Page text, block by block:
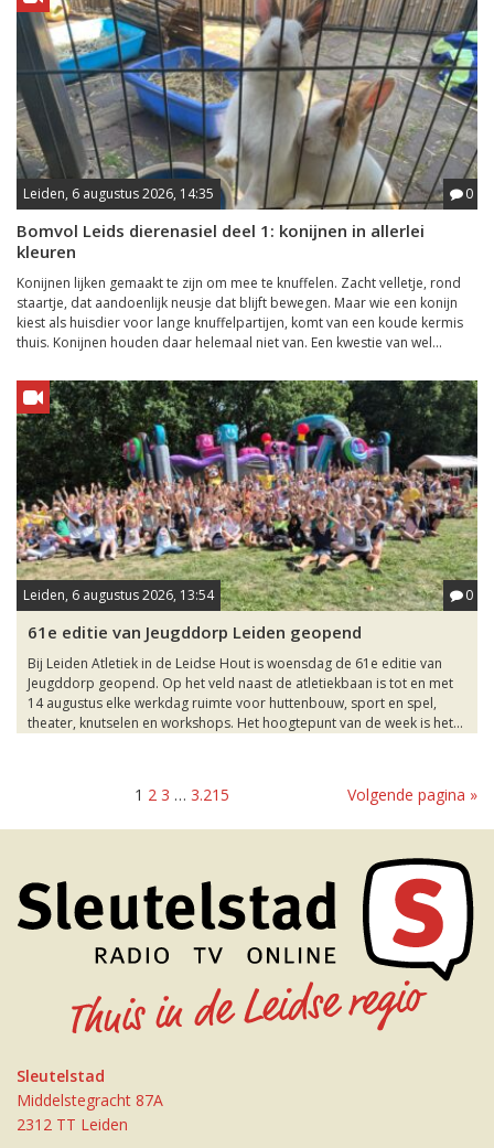
Leiden, 6 augustus 2026, 14:35 0
Bomvol Leids dierenasiel deel 1: konijnen in allerlei
kleuren
Konijnen lijken gemaakt te zijn om mee te knuffelen. Zacht velletje, rond
staartje, dat aandoenlijk neusje dat blijft bewegen. Maar wie een konijn
kiest als huisdier voor lange knuffelpartijen, komt van een koude kermis
thuis. Konijnen houden daar helemaal niet van. Een kwestie van wel...
Leiden, 6 augustus 2026, 13:54 0
61e editie van Jeugddorp Leiden geopend
Bij Leiden Atletiek in de Leidse Hout is woensdag de 61e editie van
Jeugddorp geopend. Op het veld naast de atletiekbaan is tot en met
14 augustus elke werkdag ruimte voor huttenbouw, sport en spel,
theater, knutselen en workshops. Het hoogtepunt van de week is het...
1 2 3 … 3.215 Volgende pagina »
Sleutelstad
Middelstegracht 87A
2312 TT Leiden